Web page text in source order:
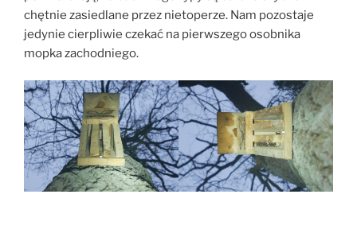
chętnie zasiedlane przez nietoperze. Nam pozostaje
jedynie cierpliwie czekać na pierwszego osobnika
mopka zachodniego.